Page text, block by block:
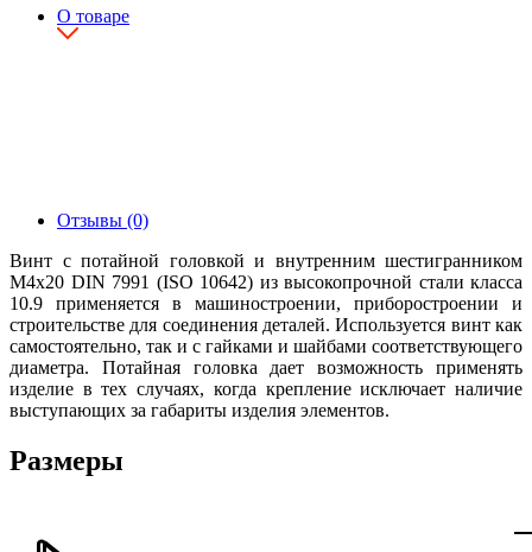
О товаре
Отзывы (0)
Винт с потайной головкой и внутренним шестигранником
М4х20 DIN 7991 (ISO 10642) из высокопрочной стали класса
10.9 применяется в машиностроении, приборостроении и
строительстве для соединения деталей. Используется винт как
самостоятельно, так и с гайками и шайбами соответствующего
диаметра. Потайная головка дает возможность применять
изделие в тех случаях, когда крепление исключает наличие
выступающих за габариты изделия элементов.
Размеры